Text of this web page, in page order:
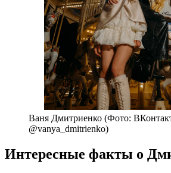
Ваня Дмитриенко (Фото:
@vanya_dmitrienko)
Интересные факты о